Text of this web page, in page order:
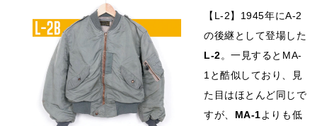
【L-2】1945年にA-2
の後継として登場した
L-2。一見するとMA-
1と酷似しており、見
た目はほとんど同じで
すが、 MA-1よりも低